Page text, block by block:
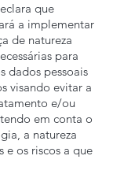
que
a implementar
de natureza
para
dados pessoais
visando evitar a
e/ou
em conta o
a natureza
e os riscos a que